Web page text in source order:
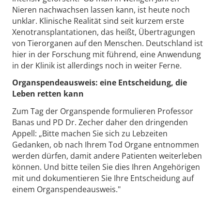
Nieren nachwachsen lassen kann, ist heute noch
unklar. Klinische Realität sind seit kurzem erste
Xenotransplantationen, das heißt, Übertragungen
von Tierorganen auf den Menschen. Deutschland ist
hier in der Forschung mit führend, eine Anwendung
in der Klinik ist allerdings noch in weiter Ferne.
Organspendeausweis: eine Entscheidung, die
Leben retten kann
Zum Tag der Organspende formulieren Professor
Banas und PD Dr. Zecher daher den dringenden
Appell: „Bitte machen Sie sich zu Lebzeiten
Gedanken, ob nach Ihrem Tod Organe entnommen
werden dürfen, damit andere Patienten weiterleben
können. Und bitte teilen Sie dies Ihren Angehörigen
mit und dokumentieren Sie Ihre Entscheidung auf
einem Organspendeausweis."